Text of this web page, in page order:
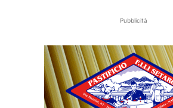
Pubblicità